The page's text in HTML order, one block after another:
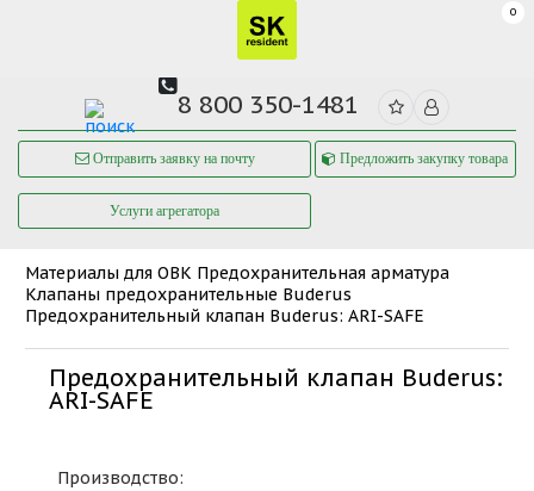
0
8 800 350-1481
Отправить заявку на почту Предложить закупку товара
Услуги агрегатора
Материалы для ОВК Предохранительная арматура
Клапаны предохранительные Buderus
Предохранительный клапан Buderus: ARI-SAFE
Предохранительный клапан Buderus:
ARI-SAFE
Производство: